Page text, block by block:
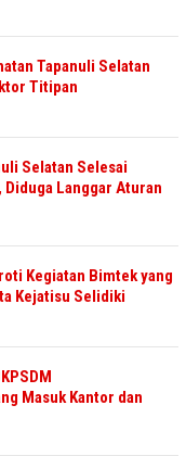
Tapanuli Selatan
Titipan
Selatan Selesai
Langgar Aturan
Kegiatan Bimtek yang
Kejatisu Selidiki
Masuk Kantor dan